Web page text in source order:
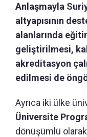
Anlaşmayla
altyapısının
alanlarında
geliştirilmesi,
akreditasyon
edilmesi de
Ayrıca iki ülke
Üniversite
dönüşümlü